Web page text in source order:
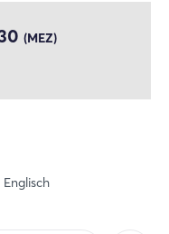
(MEZ)